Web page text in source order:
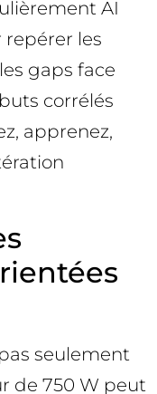
AI
les
gaps face
corrélés
apprenez,
seulement
de 750 W peut